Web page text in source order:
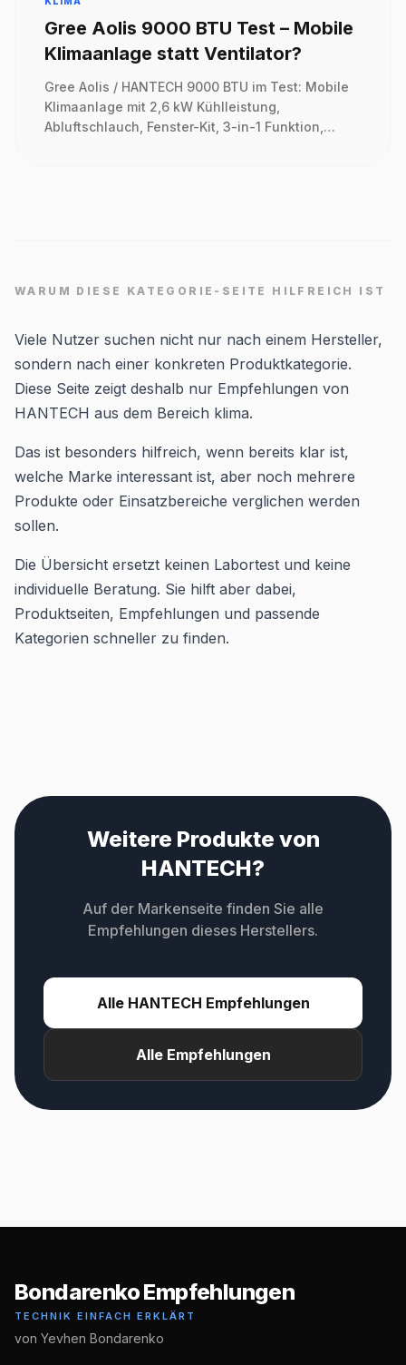
Gree Aolis 9000 BTU Test – Mobile
Klimaanlage statt Ventilator?
Gree Aolis / HANTECH 9000 BTU im Test: Mobile
Klimaanlage mit 2,6 kW Kühlleistung,
Abluftschlauch, Fenster-Kit, 3-in-1 Funktion,
WARUM DIESE KATEGORIE-SEITE HILFREICH IST
Viele Nutzer suchen nicht nur nach einem Hersteller,
sondern nach einer konkreten Produktkategorie.
Diese Seite zeigt deshalb nur Empfehlungen von
HANTECH aus dem Bereich klima.
Das ist besonders hilfreich, wenn bereits klar ist,
welche Marke interessant ist, aber noch mehrere
Produkte oder Einsatzbereiche verglichen werden
sollen.
Die Übersicht ersetzt keinen Labortest und keine
individuelle Beratung. Sie hilft aber dabei,
Produktseiten, Empfehlungen und passende
Kategorien schneller zu finden.
Weitere Produkte von
HANTECH?
Auf der Markenseite finden Sie alle
Empfehlungen dieses Herstellers.
Alle HANTECH Empfehlungen
Alle Empfehlungen
Bondarenko Empfehlungen
TECHNIK EINFACH ERKLÄRT
von Yevhen Bondarenko